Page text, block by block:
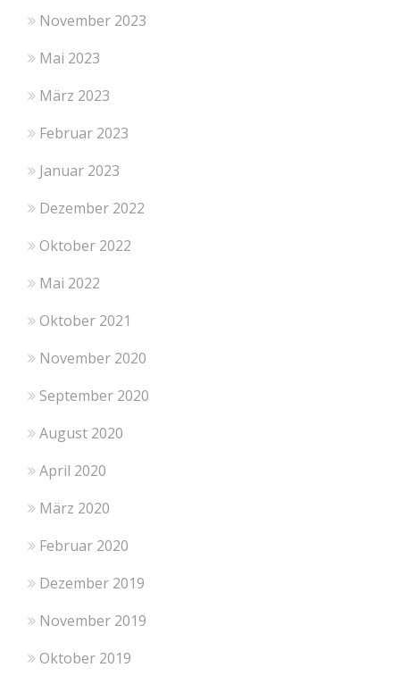
November 2023
Mai 2023
März 2023
Februar 2023
Januar 2023
Dezember 2022
Oktober 2022
Mai 2022
Oktober 2021
November 2020
September 2020
August 2020
April 2020
März 2020
Februar 2020
Dezember 2019
November 2019
Oktober 2019